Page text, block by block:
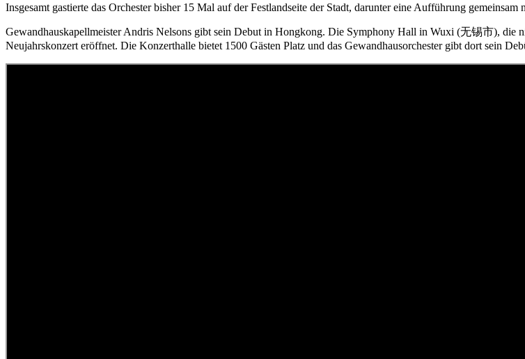
Insgesamt gastierte das Orchester bisher 15 Mal auf der Festlandseite der Stadt, darunter eine Aufführung
Gewandhauskapellmeister Andris Nelsons gibt sein Debut in Hongkong. Die Symphony Hall in Wuxi (无锡市), die
Neujahrskonzert eröffnet. Die Konzerthalle bietet 1500 Gästen Platz und das Gewandhausorchester gibt dort sein